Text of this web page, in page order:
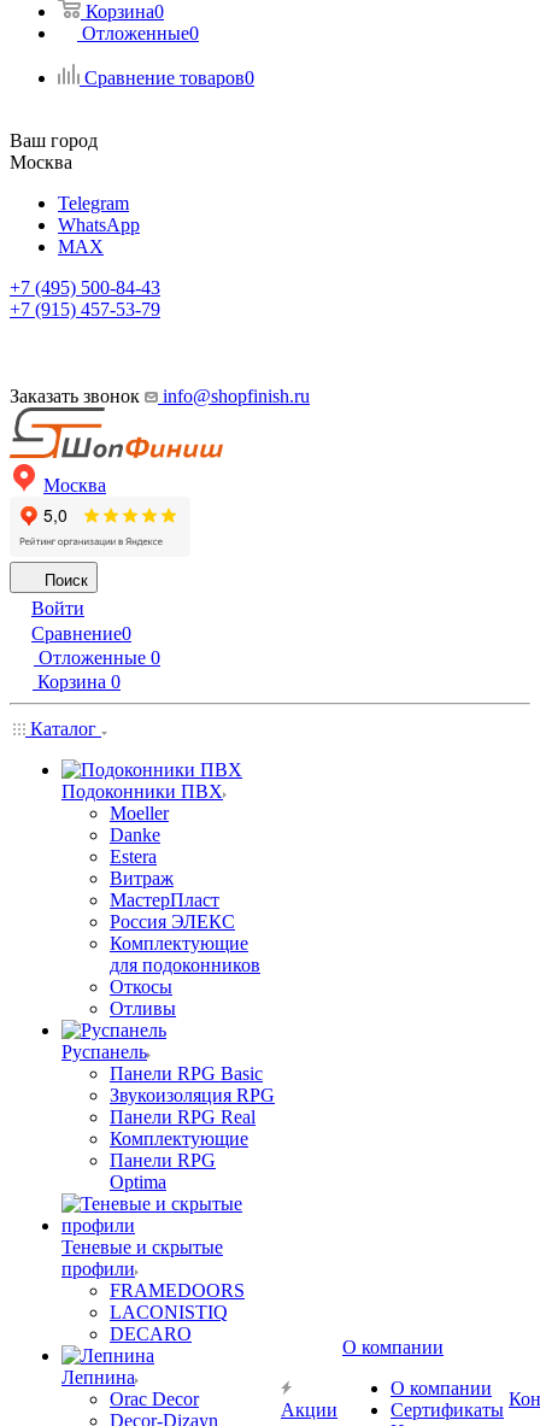
Корзина0
Отложенные0
Сравнение товаров0
Ваш город
Москва
Telegram
WhatsApp
MAX
+7 (495) 500-84-43
+7 (915) 457-53-79
Заказать звонок info@shopfinish.ru
Москва
Поиск
Войти
Сравнение0
Отложенные 0
Корзина 0
Каталог
Подоконники ПВХ
Moeller
Danke
Estera
Витраж
МастерПласт
Россия ЭЛЕКС
Комплектующие
для подоконников
Откосы
Отливы
Руспанель
Панели RPG Basic
Звукоизоляция RPG
Панели RPG Real
Комплектующие
Панели RPG
Optima
Теневые и скрытые
профили
FRAMEDOORS
LACONISTIQ
DECARO
Лепнина
Orac Decor
Decor-Dizayn
Акции
О компании
О компании
Сертификаты